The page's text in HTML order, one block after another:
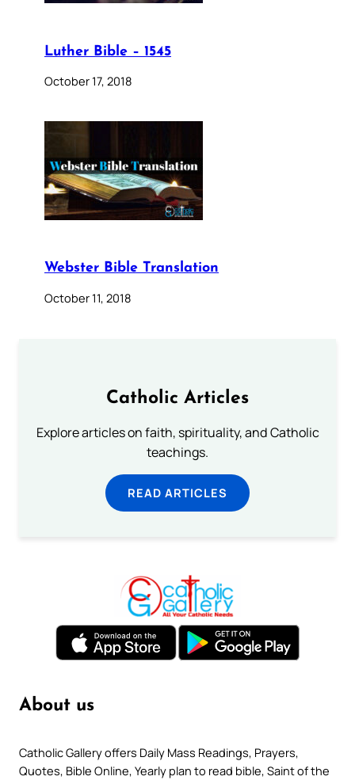
Luther Bible – 1545
October 17, 2018
Webster Bible Translation
October 11, 2018
Catholic Articles
Explore articles on faith, spirituality, and Catholic
teachings.
READ ARTICLES
About us
Catholic Gallery offers Daily Mass Readings, Prayers,
Quotes, Bible Online, Yearly plan to read bible, Saint of the